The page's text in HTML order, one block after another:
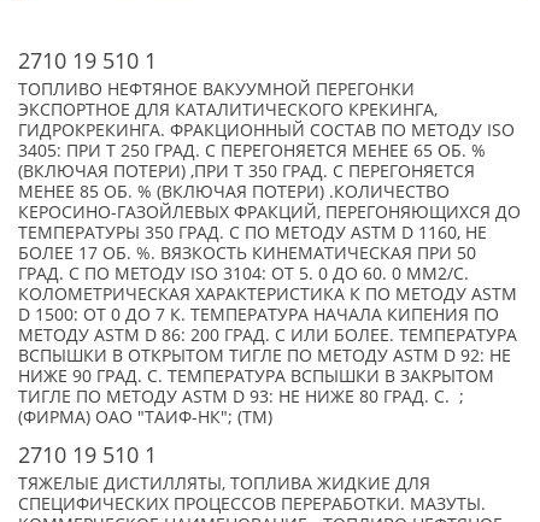
2710 19 510 1
ТОПЛИВО НЕФТЯНОЕ ВАКУУМНОЙ ПЕРЕГОНКИ
ЭКСПОРТНОЕ ДЛЯ КАТАЛИТИЧЕСКОГО КРЕКИНГА,
ГИДРОКРЕКИНГА. ФРАКЦИОННЫЙ СОСТАВ ПО МЕТОДУ ISO
3405: ПРИ Т 250 ГРАД. С ПЕРЕГОНЯЕТСЯ МЕНЕЕ 65 ОБ. %
(ВКЛЮЧАЯ ПОТЕРИ) ,ПРИ Т 350 ГРАД. С ПЕРЕГОНЯЕТСЯ
МЕНЕЕ 85 ОБ. % (ВКЛЮЧАЯ ПОТЕРИ) .КОЛИЧЕСТВО
КЕРОСИНО-ГАЗОЙЛЕВЫХ ФРАКЦИЙ, ПЕРЕГОНЯЮЩИХСЯ ДО
ТЕМПЕРАТУРЫ 350 ГРАД. С ПО МЕТОДУ ASTM D 1160, НЕ
БОЛЕЕ 17 ОБ. %. ВЯЗКОСТЬ КИНЕМАТИЧЕСКАЯ ПРИ 50
ГРАД. С ПО МЕТОДУ ISO 3104: ОТ 5. 0 ДО 60. 0 ММ2/С.
КОЛОМЕТРИЧЕСКАЯ ХАРАКТЕРИСТИКА К ПО МЕТОДУ ASTM
D 1500: ОТ 0 ДО 7 К. ТЕМПЕРАТУРА НАЧАЛА КИПЕНИЯ ПО
МЕТОДУ ASTM D 86: 200 ГРАД. С ИЛИ БОЛЕЕ. ТЕМПЕРАТУРА
ВСПЫШКИ В ОТКРЫТОМ ТИГЛЕ ПО МЕТОДУ ASTM D 92: НЕ
НИЖЕ 90 ГРАД. С. ТЕМПЕРАТУРА ВСПЫШКИ В ЗАКРЫТОМ
ТИГЛЕ ПО МЕТОДУ ASTM D 93: НЕ НИЖЕ 80 ГРАД. С. ;
(ФИРМА) ОАО "ТАИФ-НК"; (TM)
2710 19 510 1
ТЯЖЕЛЫЕ ДИСТИЛЛЯТЫ, ТОПЛИВА ЖИДКИЕ ДЛЯ
СПЕЦИФИЧЕСКИХ ПРОЦЕССОВ ПЕРЕРАБОТКИ. МАЗУТЫ.